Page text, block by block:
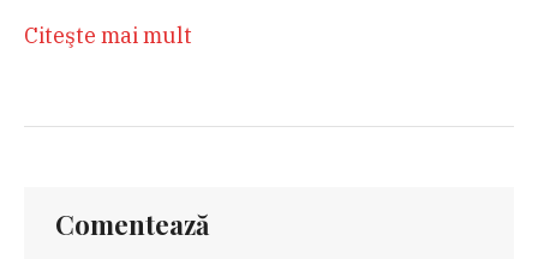
Citeşte mai mult
Comentează